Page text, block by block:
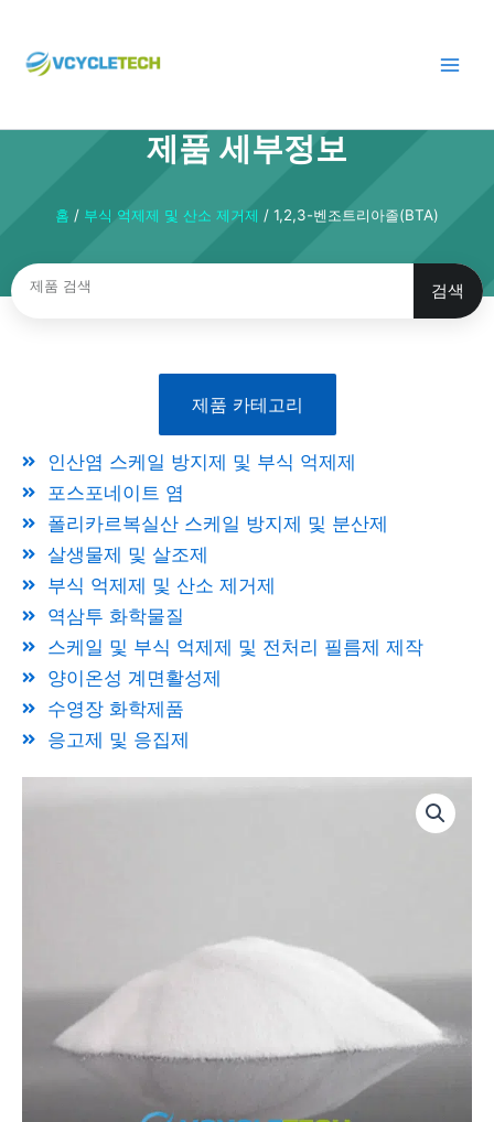
제품 세부정보
홈 / 부식 억제제 및 산소 제거제 / 1,2,3-벤조트리아졸(BTA)
검색
제품 카테고리
인산염 스케일 방지제 및 부식 억제제
포스포네이트 염
폴리카르복실산 스케일 방지제 및 분산제
살생물제 및 살조제
부식 억제제 및 산소 제거제
역삼투 화학물질
스케일 및 부식 억제제 및 전처리 필름제 제작
양이온성 계면활성제
수영장 화학제품
응고제 및 응집제